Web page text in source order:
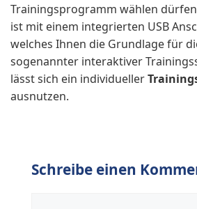
Trainingsprogramm wählen
ist mit einem integrierten USB
welches Ihnen die Grundlage für
sogenannter interaktiver
lässt sich ein individueller
ausnutzen.
Schreibe einen